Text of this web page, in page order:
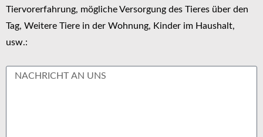
Tiervorerfahrung, mögliche Versorgung des Tieres über den
Tag, Weitere Tiere in der Wohnung, Kinder im Haushalt,
usw.: